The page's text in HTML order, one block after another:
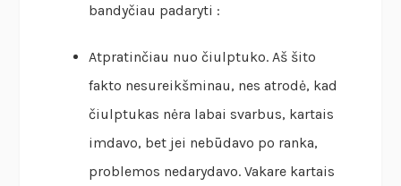
bandyčiau padaryti :
Atpratinčiau nuo čiulptuko. Aš šito
fakto nesureikšminau, nes atrodė, kad
čiulptukas nėra labai svarbus, kartais
imdavo, bet jei nebūdavo po ranka,
problemos nedarydavo. Vakare kartais